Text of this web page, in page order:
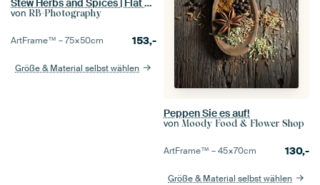
Stew Herbs and Spices | Flat Lay Photography
von RB-Photography
ArtFrame™ –75×50cm 153,-
Größe & Material selbst wählen
Peppen Sie es auf!
von Moody Food & Flower Shop
ArtFrame™ –45×70cm 130,-
Größe & Material selbst wählen